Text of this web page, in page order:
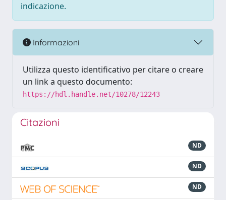
indicazione.
Informazioni
Utilizza questo identificativo per citare o creare
un link a questo documento:
https://hdl.handle.net/10278/12243
Citazioni
ND
ND
ND